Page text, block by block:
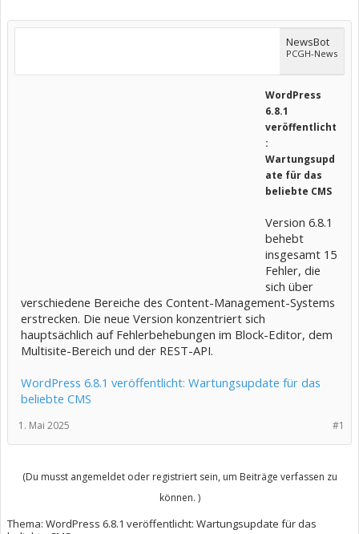
NewsBot
PCGH-News
WordPress
6.8.1
veröffentlicht
:
Wartungsupd
ate für das
beliebte CMS
Version 6.8.1
behebt
insgesamt 15
Fehler, die
sich über
verschiedene Bereiche des Content-Management-Systems
erstrecken. Die neue Version konzentriert sich
hauptsächlich auf Fehlerbehebungen im Block-Editor, dem
Multisite-Bereich und der REST-API.
WordPress 6.8.1 veröffentlicht: Wartungsupdate für das
beliebte CMS
#1
1. Mai 2025
(Du musst angemeldet oder registriert sein, um Beiträge verfassen zu
können. )
Thema: WordPress 6.8.1 veröffentlicht: Wartungsupdate für das